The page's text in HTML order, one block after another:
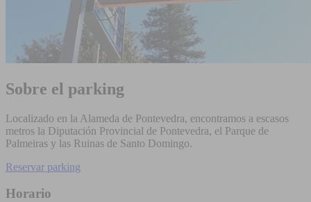
Sobre el parking
Localizado en la Alameda de Pontevedra, encontramos a escasos
metros la Diputación Provincial de Pontevedra, el Parque de
Palmeiras y las Ruinas de Santo Domingo.
Reservar parking
Horario